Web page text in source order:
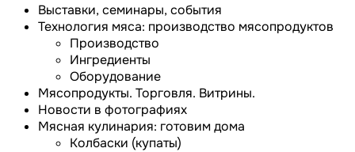
Выставки, семинары, события
Технология мяса: производство мясопродуктов
Производство
Ингредиенты
Оборудование
Мясопродукты. Торговля. Витрины.
Новости в фотографиях
Мясная кулинария: готовим дома
Колбаски (купаты)